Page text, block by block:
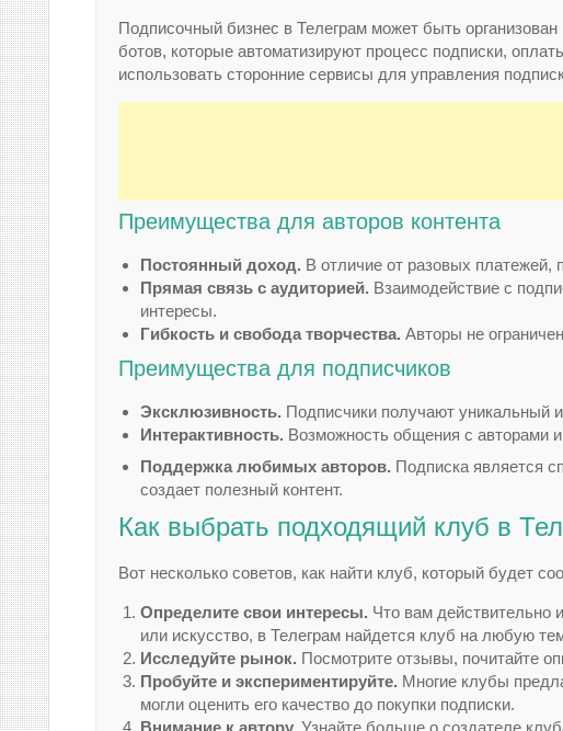
Подписочный бизнес в Телеграм может быть
ботов, которые автоматизируют процесс подписки,
использовать сторонние сервисы для управления
Преимущества для авторов контента
Постоянный доход. В отличие от разовых платежей,
Прямая связь с аудиторией. Взаимодействие с
интересы.
Гибкость и свобода творчества. Авторы не
Преимущества для подписчиков
Эксклюзивность. Подписчики получают уникальный
Интерактивность. Возможность общения с авторами
Поддержка любимых авторов. Подписка является
создает полезный контент.
Как выбрать подходящий клуб в
Вот несколько советов, как найти клуб, который будет
Определите свои интересы. Что вам действительно
или искусство, в Телеграм найдется клуб на любую
Исследуйте рынок. Посмотрите отзывы, почитайте
Пробуйте и экспериментируйте. Многие клубы
могли оценить его качество до покупки подписки.